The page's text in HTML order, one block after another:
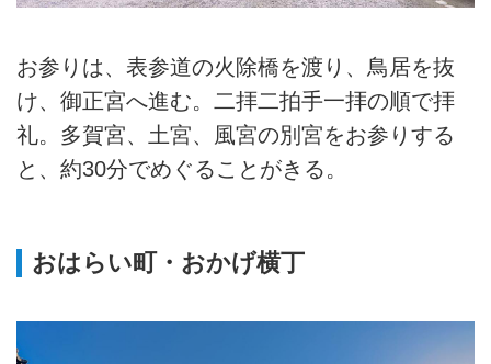
お参りは、表参道の火除橋を渡り、鳥居を抜
け、御正宮へ進む。二拝二拍手一拝の順で拝
礼。多賀宮、土宮、風宮の別宮をお参りする
と、約30分でめぐることがきる。
おはらい町・おかげ横丁